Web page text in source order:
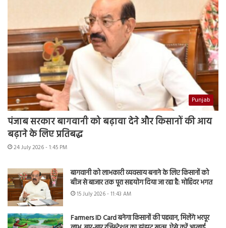
Punjab
पंजाब सरकार बागवानी को बढ़ावा देने और किसानों की आय
बढ़ाने के लिए प्रतिबद्ध
24 July 2026 - 1:45 PM
बागवानी को लाभकारी व्यवसाय बनाने के लिए किसानों को
बीज से बाजार तक पूरा सहयोग दिया जा रहा है: मोहिंदर भगत
15 July 2026 - 11:43 AM
Farmers ID Card बनेगा किसानों की पहचान, मिलेंगे भरपूर